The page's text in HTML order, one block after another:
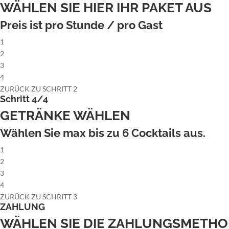
WÄHLEN SIE HIER IHR PAKET AUS
Preis ist pro Stunde / pro Gast
1
2
3
4
ZURÜCK ZU SCHRITT 2
Schritt 4/4
GETRÄNKE WÄHLEN
Wählen Sie max bis zu 6Cocktails aus.
1
2
3
4
ZURÜCK ZU SCHRITT 3
ZAHLUNG
WÄHLEN SIE DIE